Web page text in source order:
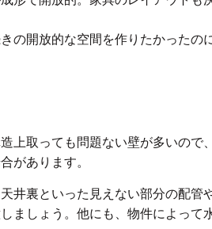
の開放的な空間を作りたかった
上取っても問題ない壁が多いの
があります。
井裏といった見えない部分の配
ましょう。他にも、物件によって